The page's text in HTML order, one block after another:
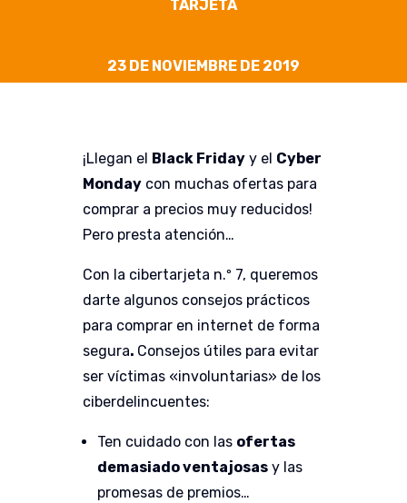
TARJETA
23 DE NOVIEMBRE DE 2019
¡Llegan el Black Fridayy el Cyber
Mondaycon muchas ofertas para
comprar a precios muy reducidos!
Pero presta atención…
Con la cibertarjeta n.º 7, queremos
darte algunos consejos prácticos
para comprar en internet de forma
segura. Consejos útiles para evitar
ser víctimas «involuntarias» de los
ciberdelincuentes:
Ten cuidado con las ofertas
demasiado ventajosasy las
promesas de premios…